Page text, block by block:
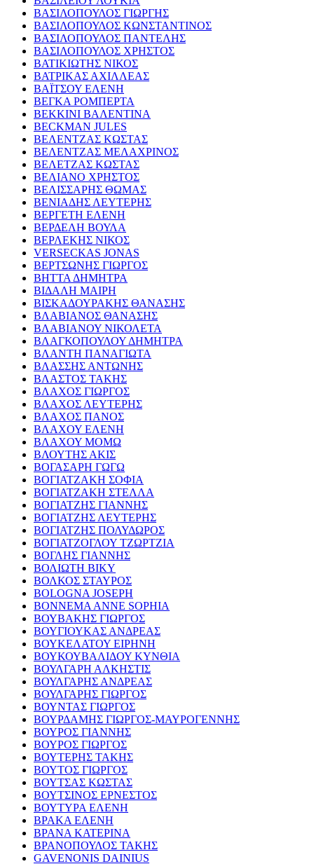
ΒΑΣΙΛΟΠΟΥΛΟΣ ΓΙΩΡΓΗΣ
ΒΑΣΙΛΟΠΟΥΛΟΣ ΚΩΝΣΤΑΝΤΙΝΟΣ
ΒΑΣΙΛΟΠΟΥΛΟΣ ΠΑΝΤΕΛΗΣ
ΒΑΣΙΛΟΠΟΥΛΟΣ ΧΡΗΣΤΟΣ
ΒΑΤΙΚΙΩΤΗΣ ΝΙΚΟΣ
ΒΑΤΡΙΚΑΣ ΑΧΙΛΛΕΑΣ
ΒΑΪΤΣΟΥ ΕΛΕΝΗ
ΒΕΓΚΑ ΡΟΜΠΕΡΤΑ
ΒΕΚΚΙΝΙ ΒΑΛΕΝΤΙΝΑ
BECKMAN JULES
ΒΕΛΕΝΤΖΑΣ ΚΩΣΤΑΣ
ΒΕΛΕΝΤΖΑΣ ΜΕΛΑΧΡΙΝΟΣ
ΒΕΛΕΤΖΑΣ ΚΩΣΤΑΣ
ΒΕΛΙΑΝΟ ΧΡΗΣΤΟΣ
ΒΕΛΙΣΣΑΡΗΣ ΘΩΜΑΣ
ΒΕΝΙΑΔΗΣ ΛΕΥΤΕΡΗΣ
ΒΕΡΓΕΤΗ ΕΛΕΝΗ
ΒΕΡΔΕΛΗ ΒΟΥΛΑ
ΒΕΡΛΕΚΗΣ ΝΙΚΟΣ
VERSECKAS JONAS
ΒΕΡΤΣΩΝΗΣ ΓΙΩΡΓΟΣ
ΒΗΤΤΑ ΔΗΜΗΤΡΑ
ΒΙΔΑΛΗ ΜΑΙΡΗ
ΒΙΣΚΑΔΟΥΡΑΚΗΣ ΘΑΝΑΣΗΣ
ΒΛΑΒΙΑΝΟΣ ΘΑΝΑΣΗΣ
ΒΛΑΒΙΑΝΟΥ ΝΙΚΟΛΕΤΑ
ΒΛΑΓΚΟΠΟΥΛΟΥ ΔΗΜΗΤΡΑ
ΒΛΑΝΤΗ ΠΑΝΑΓΙΩΤΑ
ΒΛΑΣΣΗΣ ΑΝΤΩΝΗΣ
ΒΛΑΣΤΟΣ ΤΑΚΗΣ
ΒΛΑΧΟΣ ΓΙΩΡΓΟΣ
ΒΛΑΧΟΣ ΛΕΥΤΕΡΗΣ
ΒΛΑΧΟΣ ΠΑΝΟΣ
ΒΛΑΧΟΥ ΕΛΕΝΗ
ΒΛΑΧΟΥ ΜΟΜΩ
ΒΛΟΥΤΗΣ ΑΚΙΣ
ΒΟΓΑΣΑΡΗ ΓΩΓΩ
ΒΟΓΙΑΤΖΑΚΗ ΣΟΦΙΑ
ΒΟΓΙΑΤΖΑΚΗ ΣΤΕΛΛΑ
ΒΟΓΙΑΤΖΗΣ ΓΙΑΝΝΗΣ
ΒΟΓΙΑΤΖΗΣ ΛΕΥΤΕΡΗΣ
ΒΟΓΙΑΤΖΗΣ ΠΟΛΥΔΩΡΟΣ
ΒΟΓΙΑΤΖΟΓΛΟΥ ΤΖΩΡΤΖΙΑ
ΒΟΓΛΗΣ ΓΙΑΝΝΗΣ
ΒΟΛΙΩΤΗ ΒΙΚΥ
ΒΟΛΚΟΣ ΣΤΑΥΡΟΣ
BOLOGNA JOSEPH
BONNEMA ANNE SOPHIA
ΒΟΥΒΑΚΗΣ ΓΙΩΡΓΟΣ
ΒΟΥΓΙΟΥΚΑΣ ΑΝΔΡΕΑΣ
ΒΟΥΚΕΛΑΤΟΥ ΕΙΡΗΝΗ
ΒΟΥΚΟΥΒΑΛΙΔΟΥ ΚΥΝΘΙΑ
ΒΟΥΛΓΑΡΗ ΑΛΚΗΣΤΙΣ
ΒΟΥΛΓΑΡΗΣ ΑΝΔΡΕΑΣ
ΒΟΥΛΓΑΡΗΣ ΓΙΩΡΓΟΣ
ΒΟΥΝΤΑΣ ΓΙΩΡΓΟΣ
ΒΟΥΡΔΑΜΗΣ ΓΙΩΡΓΟΣ-ΜΑΥΡΟΓΕΝΝΗΣ
ΒΟΥΡΟΣ ΓΙΑΝΝΗΣ
ΒΟΥΡΟΣ ΓΙΩΡΓΟΣ
ΒΟΥΤΕΡΗΣ ΤΑΚΗΣ
ΒΟΥΤΟΣ ΓΙΩΡΓΟΣ
ΒΟΥΤΣΑΣ ΚΩΣΤΑΣ
ΒΟΥΤΣΙΝΟΣ ΕΡΝΕΣΤΟΣ
ΒΟΥΤΥΡΑ ΕΛΕΝΗ
ΒΡΑΚΑ ΕΛΕΝΗ
ΒΡΑΝΑ ΚΑΤΕΡΙΝΑ
ΒΡΑΝΟΠΟΥΛΟΣ ΤΑΚΗΣ
GAVENONIS DAINIUS